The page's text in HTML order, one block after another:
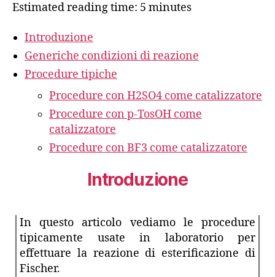
Estimated reading time: 5 minutes
Introduzione
Generiche condizioni di reazione
Procedure tipiche
Procedure con H2SO4 come catalizzatore
Procedure con p-TosOH come
catalizzatore
Procedure con BF3 come catalizzatore
Introduzione
In questo articolo vediamo le procedure
tipicamente usate in laboratorio per
effettuare la reazione di esterificazione di
Fischer.